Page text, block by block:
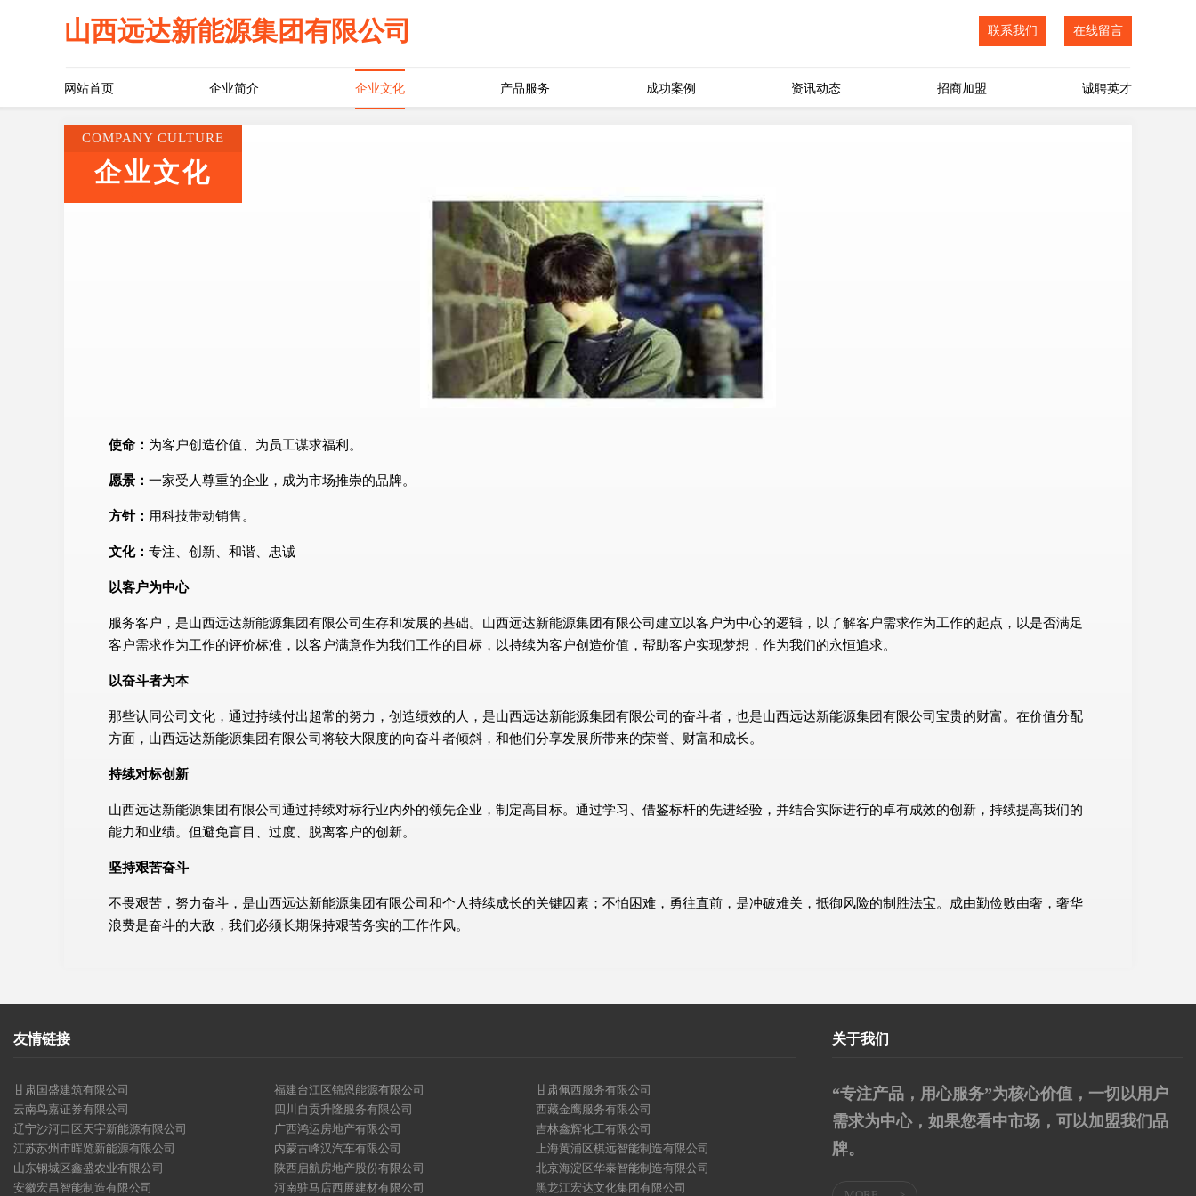
山西远达新能源集团有限公司 联系我们 在线留言
网站首页 企业简介 企业文化 产品服务 成功案例 资讯动态 招商加盟 诚聘英才
COMPANY CULTURE
企业文化
使命： 为客户创造价值、为员工谋求福利。
愿景： 一家受人尊重的企业，成为市场推崇的品牌。
方针： 用科技带动销售。
文化： 专注、创新、和谐、忠诚
以客户为中心
服务客户，是山西远达新能源集团有限公司生存和发展的基础。山西远达新能源集团有限公司建立以客户为中心的逻辑，以了解客户需求作为工作的起点，以是否满足
客户需求作为工作的评价标准，以客户满意作为我们工作的目标，以持续为客户创造价值，帮助客户实现梦想，作为我们的永恒追求。
以奋斗者为本
那些认同公司文化，通过持续付出超常的努力，创造绩效的人，是山西远达新能源集团有限公司的奋斗者，也是山西远达新能源集团有限公司宝贵的财富。在价值分配
方面，山西远达新能源集团有限公司将较大限度的向奋斗者倾斜，和他们分享发展所带来的荣誉、财富和成长。
持续对标创新
山西远达新能源集团有限公司通过持续对标行业内外的领先企业，制定高目标。通过学习、借鉴标杆的先进经验，并结合实际进行的卓有成效的创新，持续提高我们的
能力和业绩。但避免盲目、过度、脱离客户的创新。
坚持艰苦奋斗
不畏艰苦，努力奋斗，是山西远达新能源集团有限公司和个人持续成长的关键因素；不怕困难，勇往直前，是冲破难关，抵御风险的制胜法宝。成由勤俭败由奢，奢华
浪费是奋斗的大敌，我们必须长期保持艰苦务实的工作作风。
友情链接
甘肃国盛建筑有限公司 福建台江区锦恩能源有限公司
甘肃佩西服务有限公司
云南鸟嘉证券有限公司
四川自贡升隆服务有限公司
西藏金鹰服务有限公司
辽宁沙河口区天宇新能源有限公司
广西鸿运房地产有限公司
吉林鑫辉化工有限公司
江苏苏州市晖览新能源有限公司
内蒙古峰汉汽车有限公司
上海黄浦区棋远智能制造有限公司
山东钢城区鑫盛农业有限公司
陕西启航房地产股份有限公司
北京海淀区华泰智能制造有限公司
安徽宏昌智能制造有限公司
河南驻马店西展建材有限公司 黑龙江宏达文化集团有限公司
关于我们
“专注产品，用心服务”为核心价值，一切以用户
需求为中心，如果您看中市场，可以加盟我们品
牌。